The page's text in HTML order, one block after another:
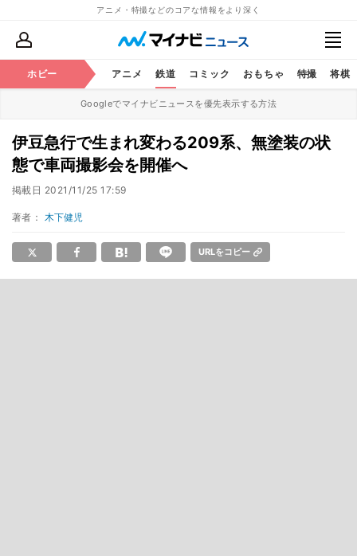
アニメ・特撮などのコアな情報をより深く
ホビー アニメ 鉄道 コミック おもちゃ 特撮 将棋
Googleでマイナビニュースを優先表示する方法
伊豆急行で生まれ変わる209系、無塗装の状
態で車両撮影会を開催へ
掲載日 2021/11/25 17:59
著者： 木下健児
URLをコピー